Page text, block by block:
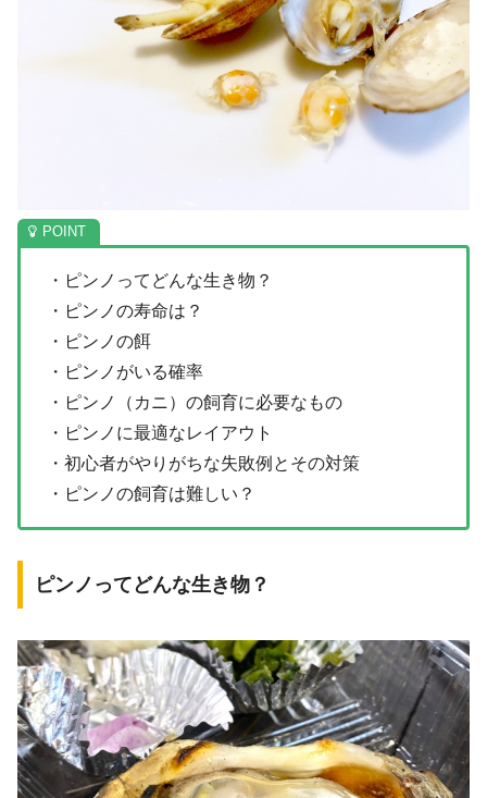
・ピンノってどんな生き物？
・ピンノの寿命は？
・ピンノの餌
・ピンノがいる確率
・ピンノ（カニ）の飼育に必要なもの
・ピンノに最適なレイアウト
・初心者がやりがちな失敗例とその対策
・ピンノの飼育は難しい？
ピンノってどんな生き物？